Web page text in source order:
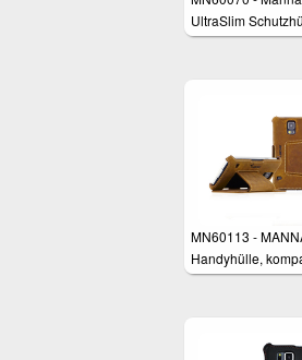
UltraSlim
für Samsung
MN60113 -
Handyhülle,
mit Samsung
Schutzhülle für